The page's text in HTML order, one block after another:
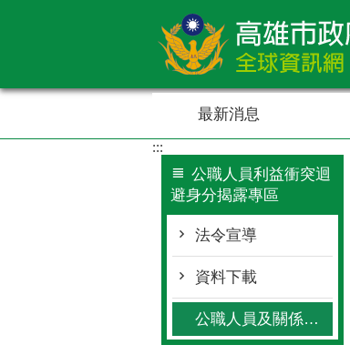
最新消息
:::
公職人員利益衝突迴
避身分揭露專區
法令宣導
資料下載
公職人員及關係人身分關係公開查詢專區